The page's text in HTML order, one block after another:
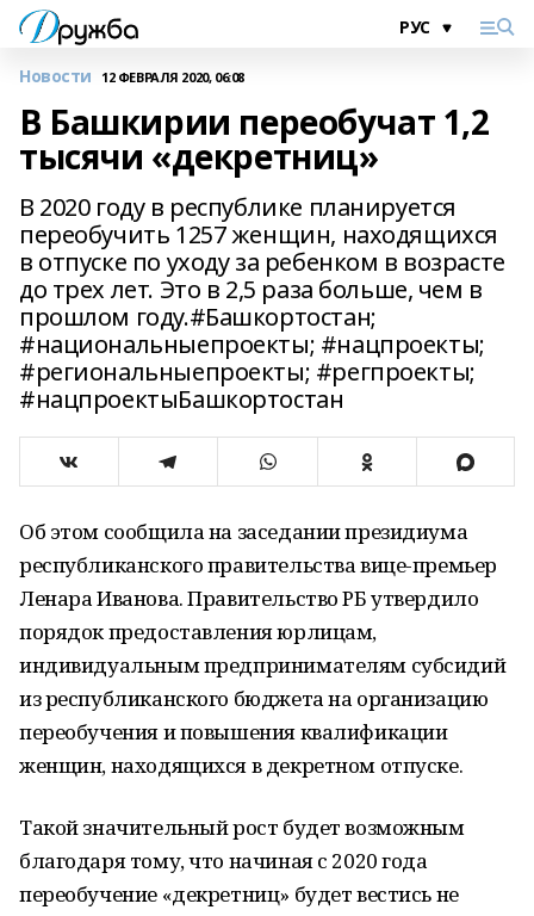
Новости 12 ФЕВРАЛЯ 2020, 06:08
В Башкирии переобучат 1,2
тысячи «декретниц»
В 2020 году в республике планируется
переобучить 1257 женщин, находящихся
в отпуске по уходу за ребенком в возрасте
до трех лет. Это в 2,5 раза больше, чем в
прошлом году.#Башкортостан;
#национальныепроекты; #нацпроекты;
#региональныепроекты; #регпроекты;
#нацпроектыБашкортостан
Об этом сообщила на заседании президиума
республиканского правительства вице-премьер
Ленара Иванова. Правительство РБ утвердило
порядок предоставления юрлицам,
индивидуальным предпринимателям субсидий
из республиканского бюджета на организацию
переобучения и повышения квалификации
женщин, находящихся в декретном отпуске.
Такой значительный рост будет возможным
благодаря тому, что начиная с 2020 года
переобучение «декретниц» будет вестись не